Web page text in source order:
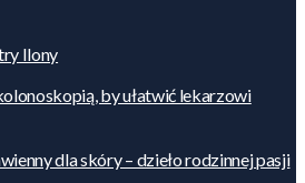
Ilony
by ułatwić lekarzowi
dla skóry – dzieło rodzinnej pasji